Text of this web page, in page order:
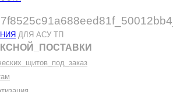
ДЛЯ АСУ ТП
ПОСТАВКИ
щитов под заказ